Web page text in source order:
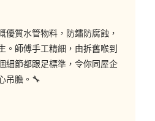
優質水管物料，防鏽防腐蝕，
。師傅手工精細，由拆舊喉到
細節都跟足標準，令你同屋企
吊膽。🔧